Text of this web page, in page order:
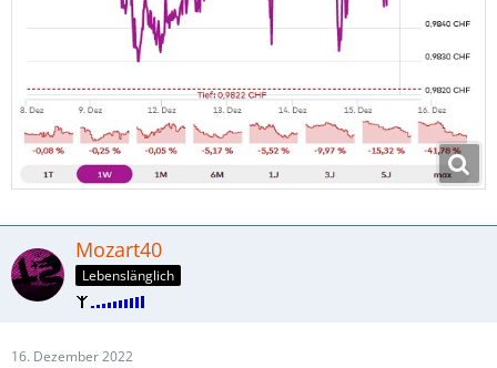
Mozart40
Lebenslänglich
16. Dezember 2022